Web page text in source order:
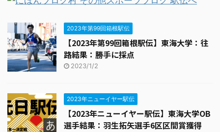
2023年第99回箱根駅伝
【2023年第99回箱根駅伝】東海大学：往
路結果：勝手に採点
2023/1/2
2023年ニューイヤー駅伝
【2023年ニューイヤー駅伝】東海大学OB
選手結果：羽生拓矢選手6区区間賞獲得